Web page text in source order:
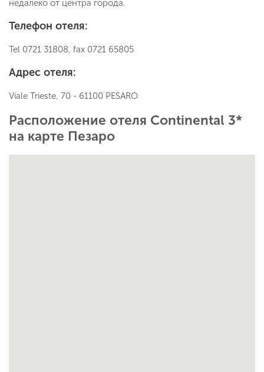
недалеко от центра города.
Телефон отеля:
Tel 0721 31808, fax 0721 65805
Адрес отеля:
Viale Trieste, 70 - 61100 PESARO
Расположение отеля Continental 3*
на карте Пезаро